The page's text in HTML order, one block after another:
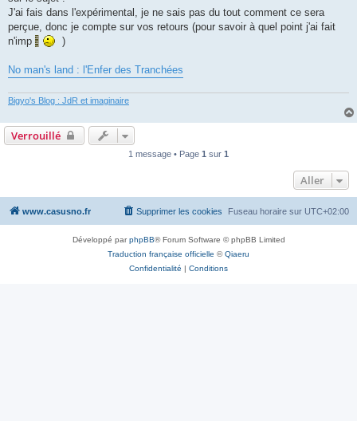
J'ai fais dans l'expérimental, je ne sais pas du tout comment ce sera
perçue, donc je compte sur vos retours (pour savoir à quel point j'ai fait
n'imp
)
No man's land : l'Enfer des Tranchées
Bigyo's Blog : JdR et imaginaire
Verrouillé
1 message • Page 1 sur 1
Aller
www.casusno.fr Fuseau horaire sur UTC+02:00
Supprimer les cookies
Développé parphpBB® Forum Software © phpBB Limited
Traduction française officielle ©Qiaeru
Confidentialité | Conditions